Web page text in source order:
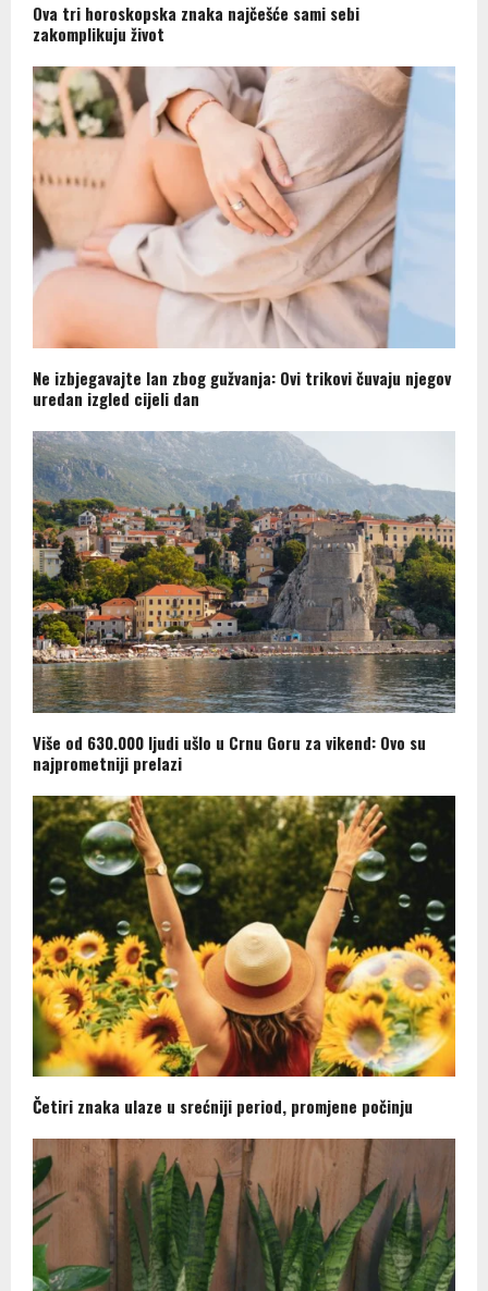
Ova tri horoskopska znaka najčešće sami sebi
zakomplikuju život
Ne izbjegavajte lan zbog gužvanja: Ovi trikovi čuvaju njegov
uredan izgled cijeli dan
Više od 630.000 ljudi ušlo u Crnu Goru za vikend: Ovo su
najprometniji prelazi
Četiri znaka ulaze u srećniji period, promjene počinju